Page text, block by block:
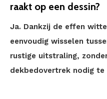
raakt op een dessin?
Ja. Dankzij de effen
eenvoudig wisselen
rustige uitstraling,
dekbedovertrek nodig te